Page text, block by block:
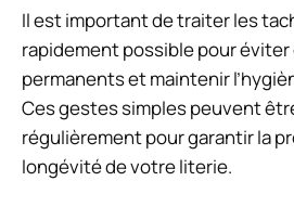
Il est important de traiter les
rapidement possible pour éviter
permanents et maintenir
Ces gestes simples peuvent
régulièrement pour garantir la
longévité de votre literie.